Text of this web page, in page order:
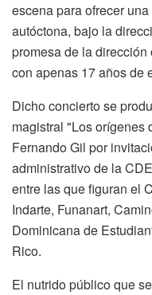
escena para ofrecer
autóctona, bajo la
promesa de la
con apenas 17 años de
Dicho concierto se
magistral "Los orígenes
Fernando Gil por
administrativo de la
entre las que figuran el
Indarte, Funanart,
Dominicana de
Rico.
El nutrido público que